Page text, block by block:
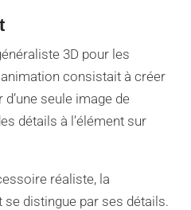
3D pour les
consistait à créer
seule image de
détails à l’élément sur
réaliste, la
distingue par ses détails.